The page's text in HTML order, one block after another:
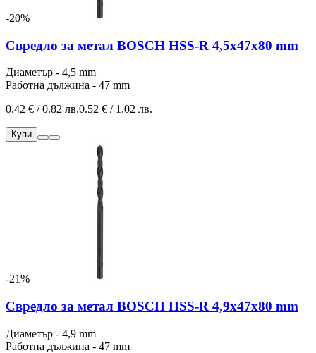
-20%
Свредло за метал BOSCH HSS-R 4,5x47x80 mm
Диаметър - 4,5 mm
Работна дължина - 47 mm
0.42 € / 0.82 лв.0.52 € / 1.02 лв.
Купи
-21%
Свредло за метал BOSCH HSS-R 4,9x47x80 mm
Диаметър - 4,9 mm
Работна дължина - 47 mm